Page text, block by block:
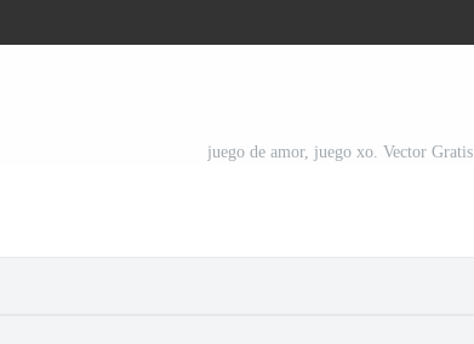
juego de amor, juego xo. Vector Gratis